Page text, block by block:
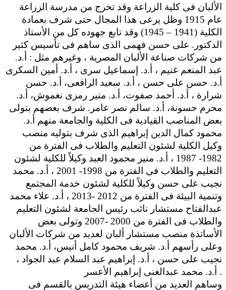
الألبان فى كلية الزراعة وقد تخرج من مدرسة الزراعة
عام 1915 وظل يرعى هذا المجال حتى شرف بعمادة
الكلية (1941 – 1945) وقد تابع جهوده كل من الأستاذ
الدكتور. على حسن فهمى الذى ساهم فى تأسيس كثير
من شركات صناعة الألبان المصرية ، وغيرهم مثل : أ.د.
عبد المنعم غنيم ، أ.د. إسماعيل سرى ، أ.د. أمين السكرى
أ.د. حسن على حسن ، أ.د. سعيد الرافعى، أ.د. حسن
شرارة ، أ.د. أحمد صفوت، أ.د. منير رمزى نغموش، أ.د.
محرم حسونة، أ.د. سالم نصر عامر. شرف بعضهم بتولى
بعض المناصب القيادية فى الكلية والجامعة منهم أ.د.
محمود كمال الدين إبراهيم الذى شرف بتوليه منصب
وكيل الكلية لشئون التعليم والطلاب فى الفترة من
1982- 1987 ، أ.د. منير محمود العبد وكيلاً للكلية لشئون
التعليم والطلاب فى الفترة من 1998- 2001 ، أ.د. محمد
نجيب على حسن وكيلاً للكلية لشئون خدمة المجتمع
وتنمية البيئة فى الفترة من 2012 -2013 ، أ.د. علاء محمد
عبدالفتاح مستشار نائب رئيس الجامعة لشئون التعليم
والطلاب فى الفترة من 2000 -2007 وتولى بعض
الأساتذة منصب مستشار ألبان لعديد من شركات الألبان
وعلى رأسهم أ.د. شريف محمود كامل أنيس، أ.د. محمد
نجيب على حسن ، أ.د. إبراهيم عبد السلام عبد الجواد ،
أ.د. محمد عبدالغنى إبراهيم الأعسر .
وساهم العديد من أعضاء هيئة التدريس بالقسم فى